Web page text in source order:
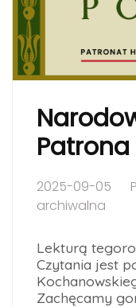
Patrona
2025-09-05
archiwalna
Lekturą
Czytania jest
Zachęcamy